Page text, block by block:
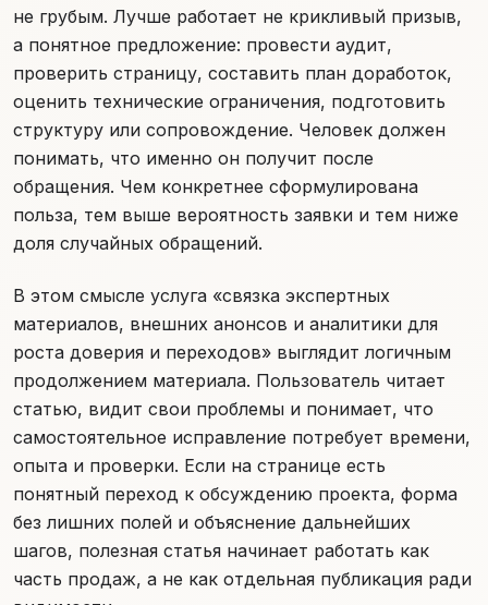
не грубым. Лучше работает не крикливый призыв,
а понятное предложение: провести аудит,
проверить страницу, составить план доработок,
оценить технические ограничения, подготовить
структуру или сопровождение. Человек должен
понимать, что именно он получит после
обращения. Чем конкретнее сформулирована
польза, тем выше вероятность заявки и тем ниже
доля случайных обращений.
В этом смысле услуга «связка экспертных
материалов, внешних анонсов и аналитики для
роста доверия и переходов» выглядит логичным
продолжением материала. Пользователь читает
статью, видит свои проблемы и понимает, что
самостоятельное исправление потребует времени,
опыта и проверки. Если на странице есть
понятный переход к обсуждению проекта, форма
без лишних полей и объяснение дальнейших
шагов, полезная статья начинает работать как
часть продаж, а не как отдельная публикация ради